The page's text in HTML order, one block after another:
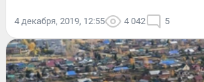
4 декабря, 2019, 12:55 4 042 5